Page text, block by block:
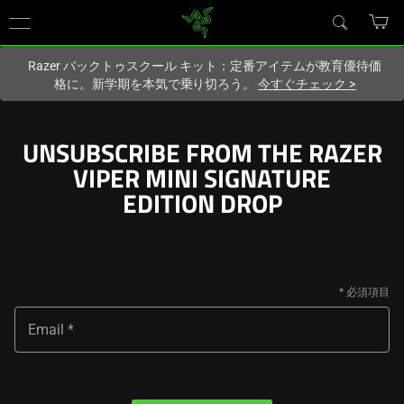
サイトにアクセスしています.
Razer バックトゥスクール キット：定番アイテムが教育優待価
格に。新学期を本気で乗り切ろう。今すぐチェック >
UNSUBSCRIBE FROM THE RAZER
VIPER MINI SIGNATURE
EDITION DROP
Email